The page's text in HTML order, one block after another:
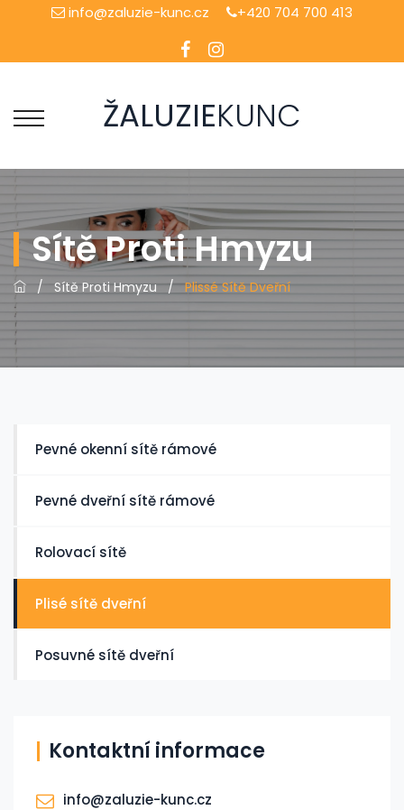
info@zaluzie-kunc.cz +420 704 700 413
ŽALUZIEKUNC
Sítě Proti Hmyzu
/ Sítě Proti Hmyzu / Plissé Sítě Dveřní
Pevné okenní sítě rámové
Pevné dveřní sítě rámové
Rolovací sítě
Plisé sítě dveřní
Posuvné sítě dveřní
Kontaktní informace
info@zaluzie-kunc.cz